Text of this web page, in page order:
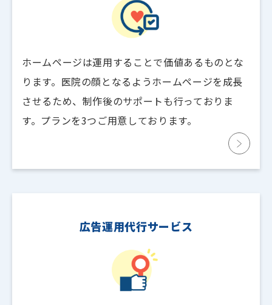
ホームページは運用することで価値あるものとな
ります。医院の顔となるようホームページを成長
させるため、制作後のサポートも行っておりま
す。プランを3つご用意しております。
広告運用代行サービス